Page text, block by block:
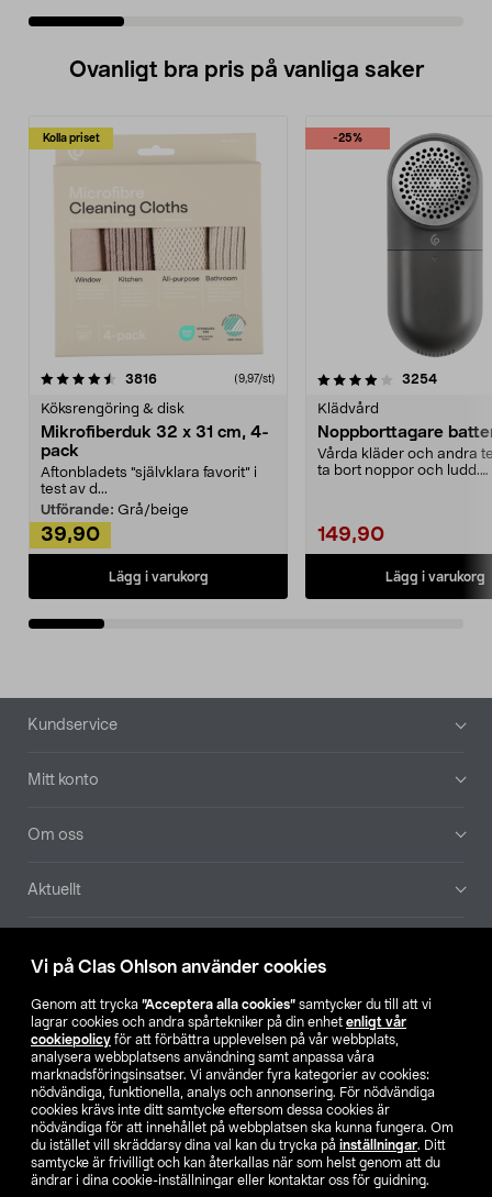
Vi på Clas Ohlson använder cookies
Genom att trycka ”Acceptera alla cookies” samtycker du till att vi
lagrar cookies och andra spårtekniker på din enhet enligt vår
cookiepolicy för att förbättra upplevelsen på vår webbplats,
analysera webbplatsens användning samt anpassa våra
marknadsföringsinsatser. Vi använder fyra kategorier av cookies:
nödvändiga, funktionella, analys och annonsering. För nödvändiga
cookies krävs inte ditt samtycke eftersom dessa cookies är
nödvändiga för att innehållet på webbplatsen ska kunna fungera. Om
du istället vill skräddarsy dina val kan du trycka på inställningar. Ditt
samtycke är frivilligt och kan återkallas när som helst genom att du
ändrar i dina cookie-inställningar eller kontaktar oss för guidning.
Ovanligt bra pris på vanliga saker
Kolla priset
3816recensioner (9,97/st)
Köksrengöring & disk
Mikrofiberduk 32 x 31 cm, 4-
pack
Aftonbladets "självklara favorit” i
test av d...
Utförande: Grå/beige
39,90
Lägg i varukorg
-25%
4.0av 5 stjärnor 3254
Klädvård
Noppborttagare
Vårda kläder och andra
ta bort noppor och ludd.
149,90
Lägg i varukorg
4.5av 5 stjärnor
Sidfot
Kundservice
Mitt konto
Om oss
Aktuellt
Hitta butik
SE NO FI